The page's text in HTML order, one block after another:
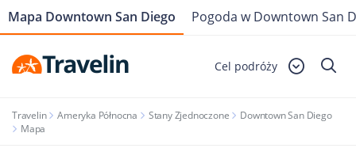
Cel podróży
Travelin Ameryka Północna Stany Zjednoczone
Downtown San Diego
Mapa
Mapa Downtown San Diego Pogoda w Downtown San